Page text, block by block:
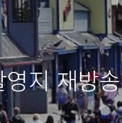
지 재방